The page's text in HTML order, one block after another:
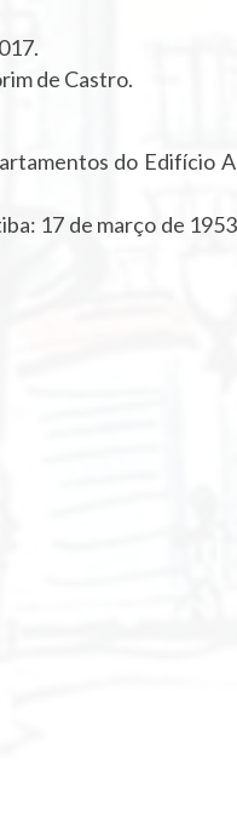
de Castro.
do Edifício
17 de março de